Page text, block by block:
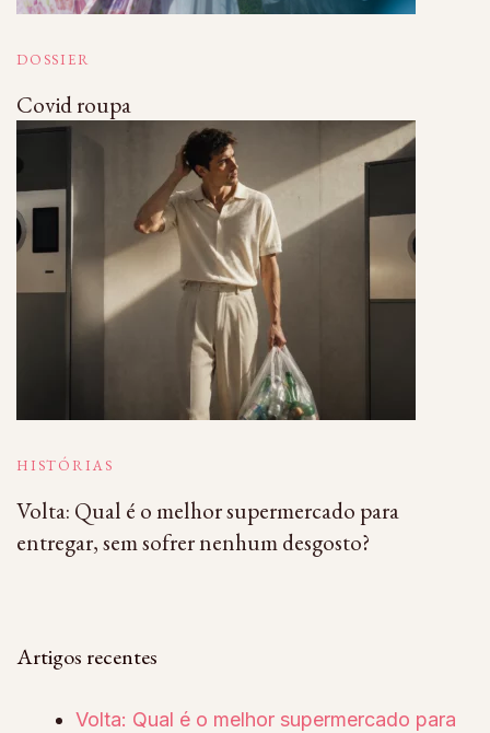
DOSSIER
Covid roupa
HISTÓRIAS
Volta: Qual é o melhor supermercado para
entregar, sem sofrer nenhum desgosto?
Artigos recentes
Volta: Qual é o melhor supermercado para